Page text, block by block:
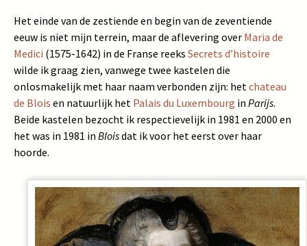
Het einde van de zestiende en begin van de zeventiende
eeuw is niet mijn terrein, maar de aflevering over Maria de
Medici (1575-1642) in de Franse reeks Secrets d’histoire
wilde ik graag zien, vanwege twee kastelen die
onlosmakelijk met haar naam verbonden zijn: hetchateau
de Blois en natuurlijk het Palais du Luxembourg in Parijs.
Beide kastelen bezocht ik respectievelijk in 1981 en 2000 en
het was in 1981 in Bloisdat ik voor het eerst over haar
hoorde.